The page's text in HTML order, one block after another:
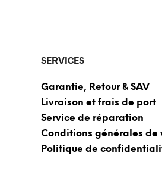
SERVICES
Garantie, Retour & SAV
Livraison et frais de port
Service de réparation
Conditions générales de
Politique de